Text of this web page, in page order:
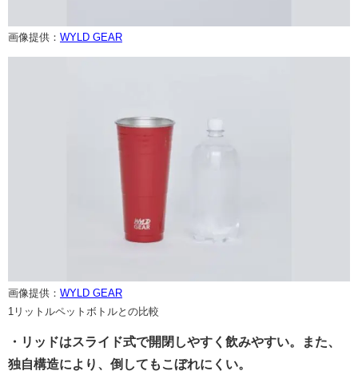
画像提供： WYLD GEAR
画像提供： WYLD GEAR
1リットルペットボトルとの比較
・リッドはスライド式で開閉しやすく飲みやすい。また、
独自構造により、倒してもこぼれにくい。